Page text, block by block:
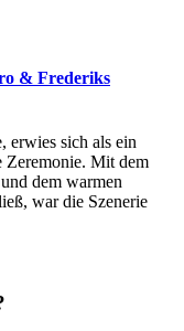
& Frederiks
erwies sich als ein
Zeremonie. Mit dem
dem warmen
war die Szenerie